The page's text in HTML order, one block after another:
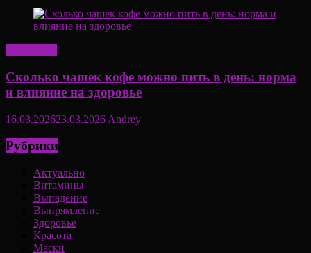
Сколько чашек кофе можно пить в день: норма
и влияние на здоровье
16.03.202623.03.2026 Andrey
Рубрики
Актуально
Витамины
Выпадение
Выпрямление
Здоровье
Красота
Маски